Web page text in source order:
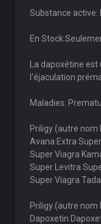
Substance active:
En
La dapoxétine
l'éjaculation
Maladies:
Priligy (autre nom
Avana Extra
Super Viagra
Super Levitra
Super Viagra
Priligy (autre
Dapoxetin